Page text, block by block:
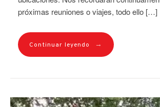
próximas reuniones o viajes, todo ello […]
Continuar leyendo →